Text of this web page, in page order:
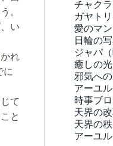
。
い
れ
に
て
と
チャク
ガヤト
愛のマ
日輪の
ジャパ（
癒しの
邪気へ
アーユ
時事ブ
天界の
天界の
アーユ